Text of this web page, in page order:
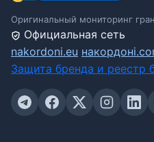
Оригинальный мониторинг
Официальная сеть
nakordoni.eu
Защита бренда и реестр